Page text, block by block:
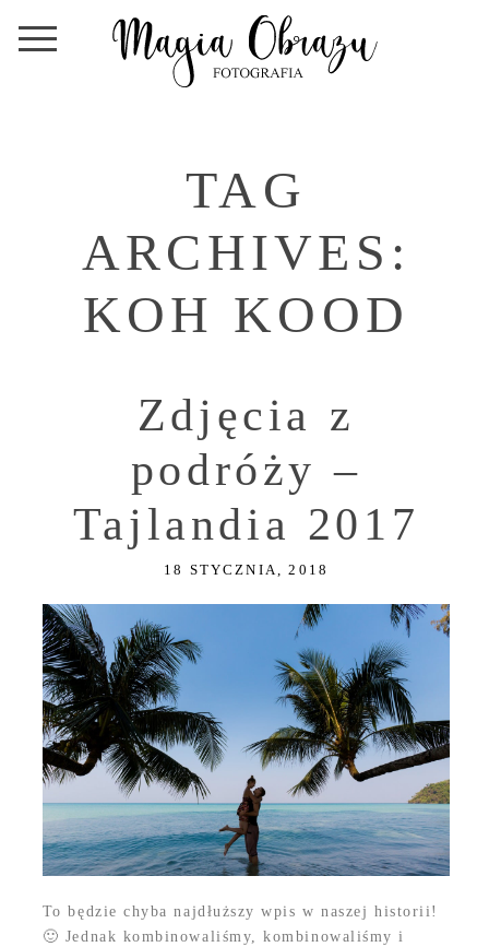
TAG
ARCHIVES:
KOH KOOD
Zdjęcia z
podróży –
Tajlandia 2017
18 STYCZNIA, 2018
To będzie chyba najdłuższy wpis w naszej historii!
🙂 Jednak kombinowaliśmy, kombinowaliśmy i